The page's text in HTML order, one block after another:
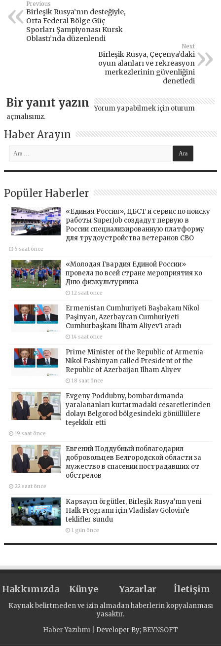
Previous
Birleşik Rusya’nın desteğiyle,
Orta Federal Bölge Güç
Sporları Şampiyonası Kursk
Oblastı’nda düzenlendi
Next
Birleşik Rusya, Çeçenya’daki
oyun alanları ve rekreasyon
merkezlerinin güvenliğini
denetledi
Bir yanıt yazın Yorum yapabilmek için oturum
açmalısınız.
Haber Arayın
Popüler Haberler
«Единая Россия», ЦБСТ и сервис по поиску
работы SuperJob создадут первую в
России специализированную платформу
для трудоустройства ветеранов СВО
5 saat önce
«Молодая Гвардия Единой России»
провела по всей стране мероприятия ко
Дню физкультурника
12 saat önce
Ermenistan Cumhuriyeti Başbakanı Nikol
Paşinyan, Azerbaycan Cumhuriyeti
Cumhurbaşkanı İlham Aliyev’i aradı
14 saat önce
Prime Minister of the Republic of Armenia
Nikol Pashinyan called President of the
Republic of Azerbaijan Ilham Aliyev
18 saat önce
Evgeny Poddubny, bombardımanda
yaralananları kurtarmadaki cesaretlerinden
dolayı Belgorod bölgesindeki gönüllülere
teşekkür etti
19 saat önce
Евгений Поддубный поблагодарил
добровольцев Белгородской области за
мужество в спасении пострадавших от
обстрелов
22 saat önce
Kapsayıcı örgütler, Birleşik Rusya’nın yeni
Halk Programı için Vladislav Golovin’e
teklifler sundu
1 gün önce
Hakkımızda Künye Yazarlar İletişim
Kaynak belirtmeden ve izin almadan haberlerin kopyalanması
yasaktır.
Haber Yazılımı | Developer By; BEYNSOFT